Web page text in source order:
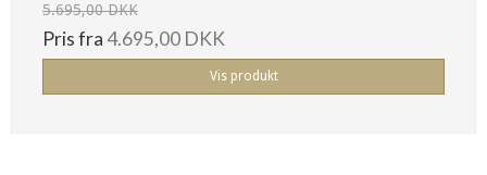
5.695,00 DKK
Pris fra 4.695,00 DKK
Vis produkt